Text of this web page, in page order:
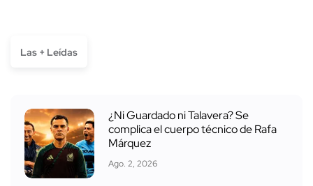
Las + Leídas
¿Ni Guardado ni Talavera? Se
complica el cuerpo técnico de Rafa
Márquez
Ago. 2, 2026